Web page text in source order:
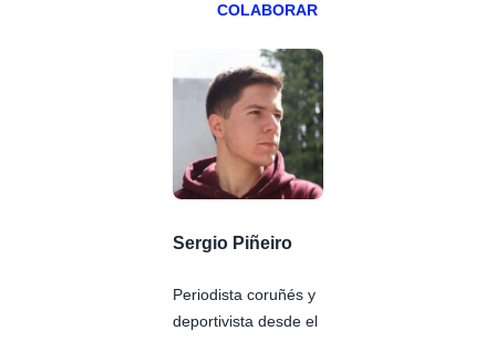
COLABORAR
Sergio Piñeiro
Periodista coruñés y
deportivista desde el